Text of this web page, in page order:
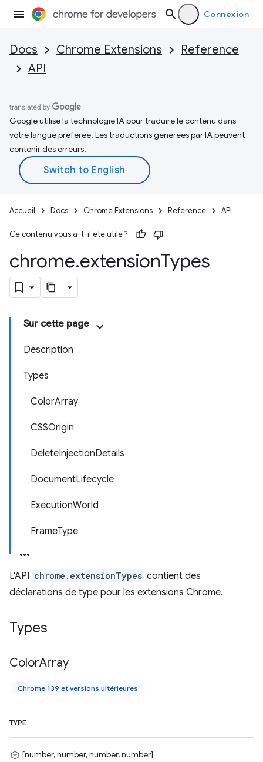
Connexion
Docs Chrome Extensions
Reference
API
Google utilise la technologie IA pour traduire le contenu dans
votre langue préférée. Les traductions générées par IA peuvent
contenir des erreurs.
Accueil Docs Chrome Extensions Reference API
Ce contenu vous a-t-il été utile ?
chrome.extensionTypes
Sur cette page
Description
Types
ColorArray
CSSOrigin
DeleteInjectionDetails
DocumentLifecycle
ExecutionWorld
FrameType
L'API chrome.extensionTypes contient des
déclarations de type pour les extensions Chrome.
Types
ColorArray
Chrome 139 et versions ultérieures
TYPE
[number, number, number, number]